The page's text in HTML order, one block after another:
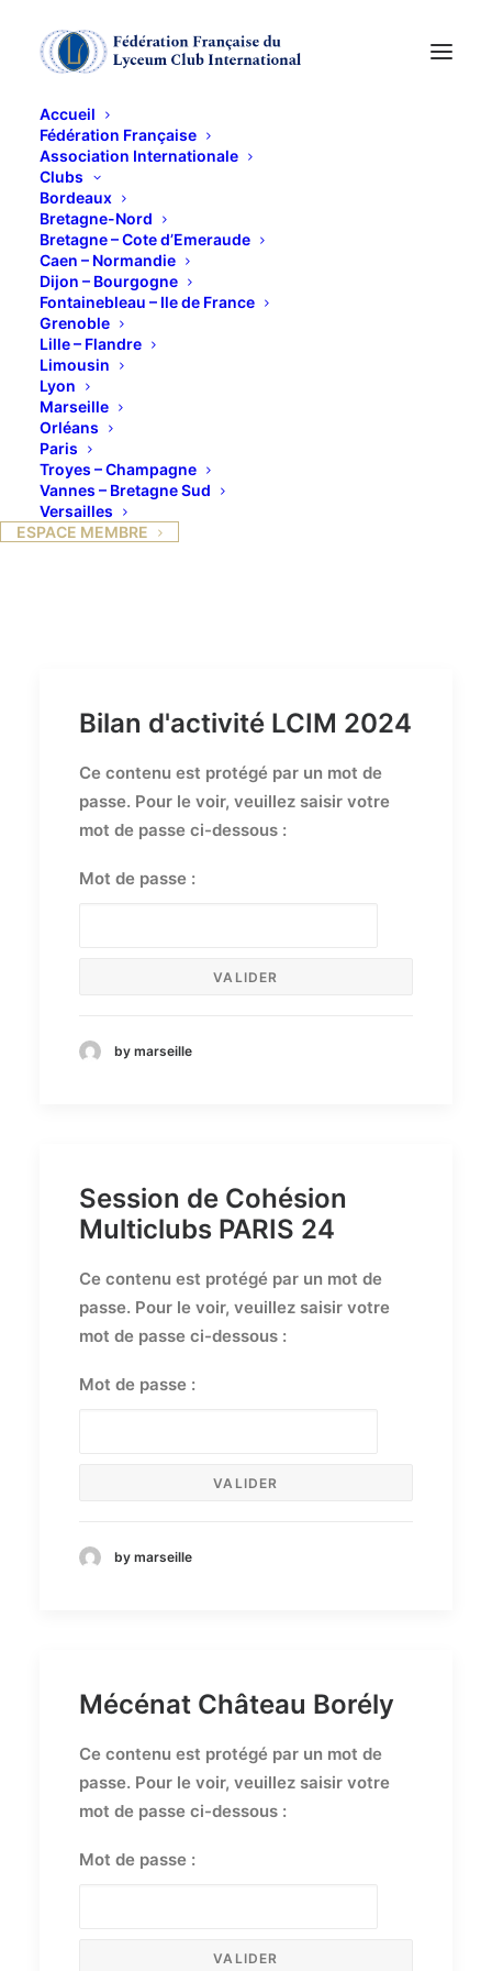
Accueil
Fédération Française
Association Internationale
Clubs
Bordeaux
Bretagne-Nord
Bretagne – Cote d’Emeraude
Caen – Normandie
Dijon – Bourgogne
Fontainebleau – Ile de France
Grenoble
Lille – Flandre
Limousin
Lyon
Marseille
Orléans
Paris
Troyes – Champagne
Vannes – Bretagne Sud
Versailles
ESPACE MEMBRE
Bilan d'activité LCIM 2024
Ce contenu est protégé par un mot de
passe. Pour le voir, veuillez saisir votre
mot de passe ci-dessous :
Mot de passe :
by marseille
Session de Cohésion
Multiclubs PARIS 24
Ce contenu est protégé par un mot de
passe. Pour le voir, veuillez saisir votre
mot de passe ci-dessous :
Mot de passe :
by marseille
Mécénat Château Borély
Ce contenu est protégé par un mot de
passe. Pour le voir, veuillez saisir votre
mot de passe ci-dessous :
Mot de passe :